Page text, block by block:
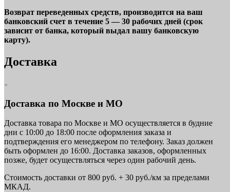
Возврат переведенных средств, производится на ваш
банковский счет в течение 5 — 30 рабочих дней (срок
зависит от банка, который выдал вашу банковскую
карту).
Доставка
Доставка по Москве и МО
Доставка товара по Москве и МО осуществляется в будние
дни с 10:00 до 18:00 после оформления заказа и
подтверждения его менеджером по телефону. Заказ должен
быть оформлен до 16:00. Доставка заказов, оформленных
позже, будет осуществляться через один рабочий день.
Стоимость доставки от 800 руб. + 30 руб./км за пределами
МКАД.